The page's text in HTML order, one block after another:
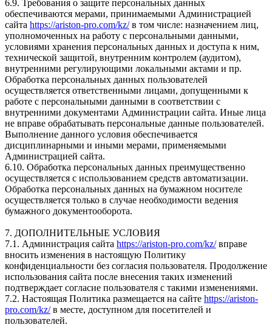
6.9. Требования о защите персональных данных
обеспечиваются мерами, принимаемыми Администрацией
сайта https://ariston-pro.com/kz/в том числе: назначением лиц,
уполномоченных на работу с персональными данными,
условиями хранения персональных данных и доступа к ним,
технической защитой, внутренним контролем (аудитом),
внутренними регулирующими локальными актами и пр.
Обработка персональных данных пользователей
осуществляется ответственными лицами, допущенными к
работе с персональными данными в соответствии с
внутренними документами Администрации сайта. Иные лица
не вправе обрабатывать персональные данные пользователей.
Выполнение данного условия обеспечивается
дисциплинарными и иными мерами, применяемыми
Администрацией сайта.
6.10. Обработка персональных данных преимущественно
осуществляется с использованием средств автоматизации.
Обработка персональных данных на бумажном носителе
осуществляется только в случае необходимости ведения
бумажного документооборота.
7. ДОПОЛНИТЕЛЬНЫЕ УСЛОВИЯ
7.1. Администрация сайта https://ariston-pro.com/kz/вправе
вносить изменения в настоящую Политику
конфиденциальности без согласия пользователя. Продолжение
использования сайта после внесения таких изменений
подтверждает согласие пользователя с такими изменениями.
7.2. Настоящая Политика размещается на сайте https://ariston-
pro.com/kz/в месте, доступном для посетителей и
пользователей.